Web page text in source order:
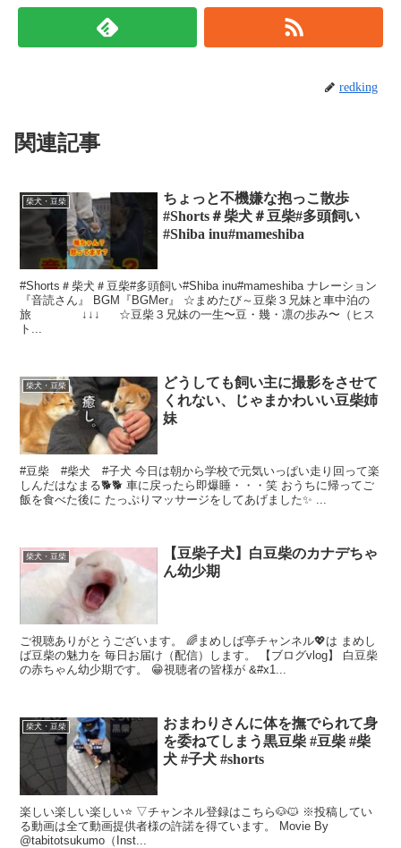
redking
関連記事
柴犬・豆柴
ちょっと不機嫌な抱っこ散歩
#Shorts＃柴犬＃豆柴#多頭飼い
#Shiba inu#mameshiba
#Shorts＃柴犬＃豆柴#多頭飼い#Shiba inu#mameshiba ナレーション
『音読さん』 BGM『BGMer』 ☆まめたび～豆柴３兄妹と車中泊の
旅 ↓↓↓ ☆豆柴３兄妹の一生〜豆・幾・凛の歩み〜（ヒス
ト...
柴犬・豆柴
どうしても飼い主に撮影をさせて
くれない、じゃまかわいい豆柴姉
妹
#豆柴 #柴犬 #子犬 今日は朝から学校で元気いっぱい走り回って楽
しんだはなまる🐕🐕 車に戻ったら即爆睡・・・笑 おうちに帰ってご
飯を食べた後に たっぷりマッサージをしてあげました✨ ...
柴犬・豆柴
【豆柴子犬】白豆柴のカナデちゃ
ん幼少期
ご視聴ありがとうございます。 🌈まめしば亭チャンネル💖は まめし
ば豆柴の魅力を 毎日お届け（配信）します。 【ブログvlog】 白豆柴
の赤ちゃん幼少期です。 😁視聴者の皆様が &#x1...
柴犬・豆柴
おまわりさんに体を撫でられて身
を委ねてしまう黒豆柴 #豆柴 #柴
犬 #子犬 #shorts
楽しい楽しい楽しい⭐️ ▽チャンネル登録はこちら🐶🐱 ※投稿してい
る動画は全て動画提供者様の許諾を得ています。 Movie By
@tabitotsukumo（Inst...